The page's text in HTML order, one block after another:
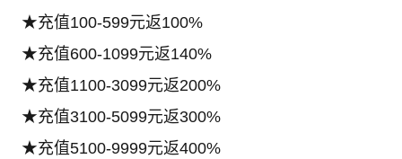
★充值100-599元返100%
★充值600-1099元返140%
★充值1100-3099元返200%
★充值3100-5099元返300%
★充值5100-9999元返400%